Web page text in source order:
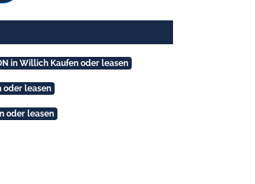
in Willich Kaufen oder leasen
oder leasen
oder leasen